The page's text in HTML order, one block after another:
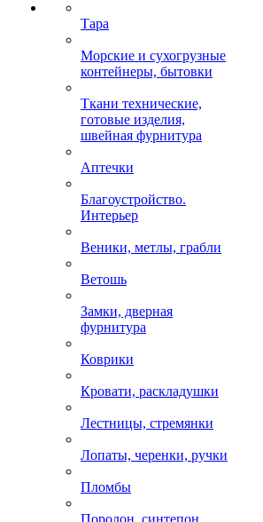
Тара
Морские и сухогрузные
контейнеры, бытовки
Ткани технические,
готовые изделия,
швейная фурнитура
Аптечки
Благоустройство.
Интерьер
Веники, метлы, грабли
Ветошь
Замки, дверная
фурнитура
Коврики
Кровати, раскладушки
Лестницы, стремянки
Лопаты, черенки, ручки
Пломбы
Поролон, синтепон,